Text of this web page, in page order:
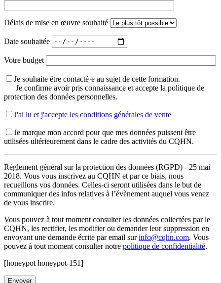
Délais de mise en œuvre souhaité
Date souhaitée
Votre budget
Je souhaite être contacté·e au sujet de cette formation.
Je confirme avoir pris connaissance et accepte la politique de
protection des données personnelles.
J'ai lu et j'accepte les conditions générales de vente
Je marque mon accord pour que mes données puissent être
utilisées ultérieurement dans le cadre des activités du CQHN.
Règlement général sur la protection des données (RGPD) - 25 mai
2018. Vous vous inscrivez au CQHN et par ce biais, nous
recueillons vos données. Celles-ci seront utilisées dans le but de
communiquer des infos relatives à l’évènement auquel vous venez
de vous inscrire.
Vous pouvez à tout moment consulter les données collectées par le
CQHN, les rectifier, les modifier ou demander leur suppression en
envoyant une demande écrite par email surinfo@cqhn.com. Vous
pouvez à tout moment consulter notre politique de confidentialité.
[honeypot honeypot-151]